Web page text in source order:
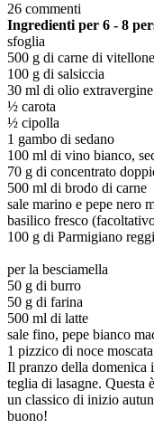
26 commenti
Ingredienti per 6 - 8
sfoglia
500 g di carne di
100 g di salsiccia
30 ml di olio
½ carota
½ cipolla
1 gambo di sedano
100 ml di vino bianco,
70 g di concentrato
500 ml di brodo di carne
sale marino e pepe nero
basilico fresco
100 g di Parmigiano
per la besciamella
50 g di burro
50 g di farina
500 ml di latte
sale fino, pepe bianco
1 pizzico di noce moscata
Il pranzo della domenica
teglia di lasagne. Questa
un classico di inizio
buono!